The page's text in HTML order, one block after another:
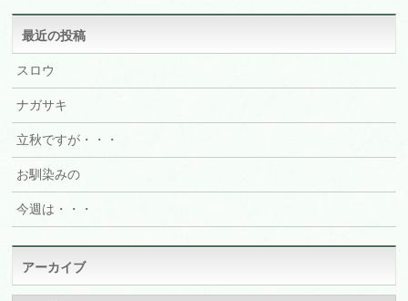
最近の投稿
スロウ
ナガサキ
立秋ですが・・・
お馴染みの
今週は・・・
アーカイブ
ア